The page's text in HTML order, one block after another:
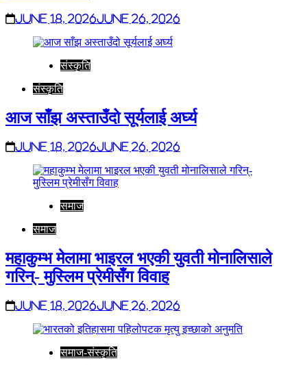
June 18, 2026June 26, 2026
संस्कृति
संस्कृति
आज साँझ अस्ताउँदो सूर्यलाई अर्घ्य
June 18, 2026June 26, 2026
समाज
समाज
महाकुम्भ मेलामा भाइरल भएकी युवती मोनालिसाले
गरिन्- मुस्लिम प्रेमीसँग विवाह
June 18, 2026June 26, 2026
समाज-संस्कृति